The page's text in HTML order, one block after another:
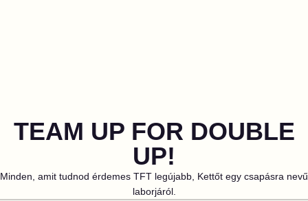
TEAM UP FOR DOUBLE
UP!
Minden, amit tudnod érdemes TFT legújabb, Kettőt egy csapásra nevű
laborjáról.